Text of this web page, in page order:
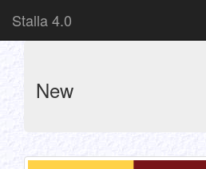
Stalla 4.0
New